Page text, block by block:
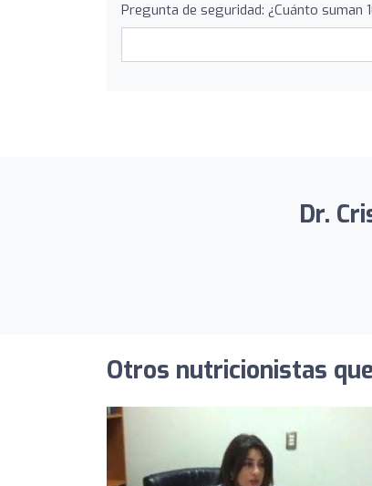
Pregunta de seguridad: ¿Cuánto suman
Dr.
Otros nutricionistas